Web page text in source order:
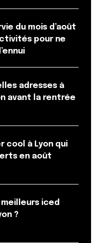
du mois d’août
pour ne
adresses à
avant la rentrée
cool à Lyon qui
en août
iced
?